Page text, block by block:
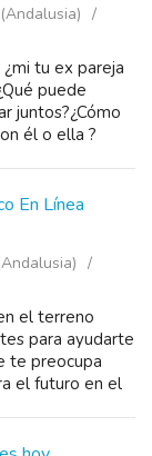
tu ex pareja
puede
juntos?¿Cómo
él o ella ?
En Línea
el terreno
para ayudarte
te preocupa
el futuro en el